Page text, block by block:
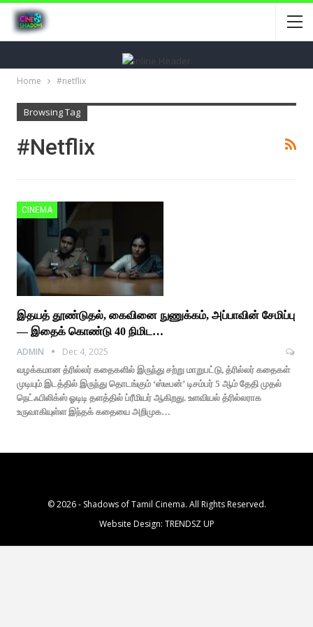
Home #netflix
Browsing Tag
#netflix
CINEMA
இதயத் தூண்டுதல், கைவினை நுணுக்கம், அப்பாவின் சேமிப்பு
— இதைக் கொண்டு 40 நிமிட…
ADMIN
Dec 4, 2025
வழக்கமான த்ரில்லர் கதைகளில் இருந்து சற்று மாறுபட்டு, த்ரில்லர் கதைகள்
முடியும் இடத்தில் இருந்து தொடங்கும் ‘ஸ்டீபன்’ டிசம்பர் 5 ஆம் தேதி முதல்
நெட்ஃபிலிக்ஸ் ஓடிடி தளத்தில் ப்ரீமியர் ஆகிறது. உளவியல் த்ரில்லராக
உருவாகியுள்ள இந்தக் கதையை அறிமுக…
© 2026 - Shadows of Tamil Cinema. All Rights Reserved.
Website Design: TRENDSZ UP